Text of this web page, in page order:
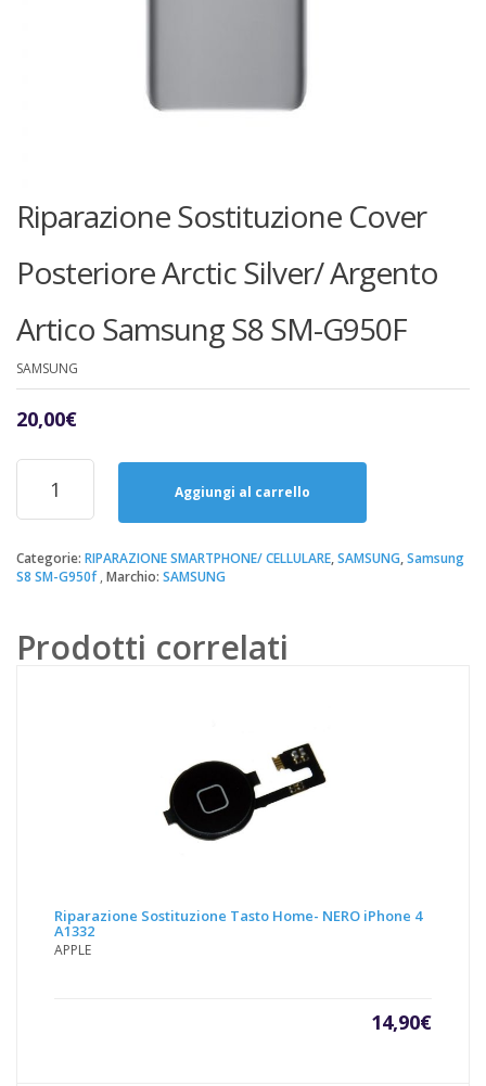
Riparazione Sostituzione Cover
Posteriore Arctic Silver/ Argento
Artico Samsung S8 SM-G950F
SAMSUNG
20,00€
Riparazione
Sostituzione
Cover
Arctic
Silver/
Samsung
Aggiungi al carrello
Categorie: RIPARAZIONE SMARTPHONE/ CELLULARE,SAMSUNG,Samsung
S8 SM-G950f Marchio: SAMSUNG
Prodotti correlati
Riparazione Sostituzione Tasto Home- NERO iPhone 4
A1332
APPLE
14,90€